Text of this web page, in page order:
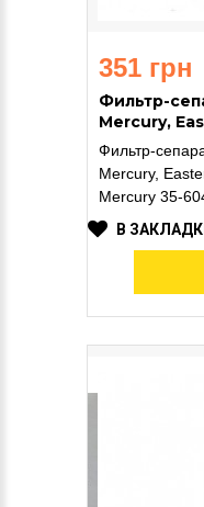
351 грн
Фильтр-
Mercury,
Фильтр-
Mercury,
Mercury 35-
В